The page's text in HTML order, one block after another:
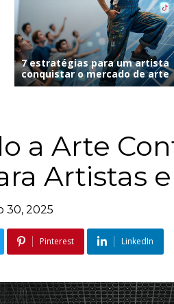
7 estratégias para um artista
conquistar o mercado de arte
a Arte
Artistas
2025
Pinterest LinkedIn